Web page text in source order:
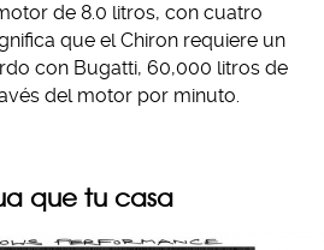
de 8.0 litros, con cuatro
que el Chiron requiere un
con Bugatti, 60,000 litros de
del motor por minuto.
que tu casa